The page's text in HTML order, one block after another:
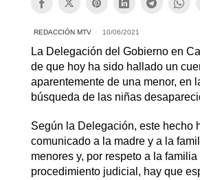
REDACCIÓN MTV 10/06/2021
La Delegación del Gobierno en
de que hoy ha sido hallado un
aparentemente de una menor, en
búsqueda de las niñas
Según la Delegación, este hecho
comunicado a la madre y a la
menores y, por respeto a la familia
procedimiento judicial, hay que